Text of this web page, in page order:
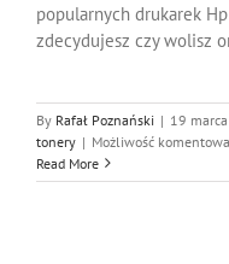
popularnych drukarek
zdecydujesz czy wolisz
By Rafał Poznański | 19
tonery | Możliwość
Read More